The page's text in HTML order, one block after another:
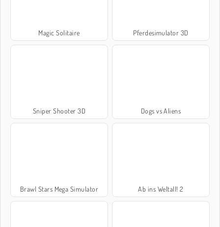
Magic Solitaire Pferdesimulator 3D
Sniper Shooter 3D Dogs vs Aliens
Brawl Stars Mega Simulator Ab ins Weltall! 2